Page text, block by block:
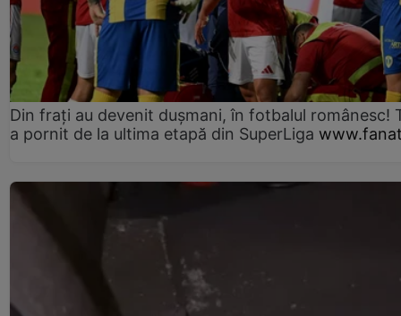
Din frați au devenit dușmani, în fotbalul românesc!
a pornit de la ultima etapă din SuperLiga